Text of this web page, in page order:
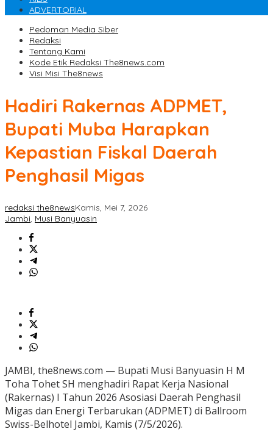
ADVERTORIAL
Pedoman Media Siber
Redaksi
Tentang Kami
Kode Etik Redaksi The8news.com
Visi Misi The8news
Hadiri Rakernas ADPMET,
Bupati Muba Harapkan
Kepastian Fiskal Daerah
Penghasil Migas
redaksi the8newsKamis, Mei 7, 2026
Jambi, Musi Banyuasin
JAMBI, the8news.com — Bupati Musi Banyuasin H M
Toha Tohet SH menghadiri Rapat Kerja Nasional
(Rakernas) I Tahun 2026 Asosiasi Daerah Penghasil
Migas dan Energi Terbarukan (ADPMET) di Ballroom
Swiss-Belhotel Jambi, Kamis (7/5/2026).